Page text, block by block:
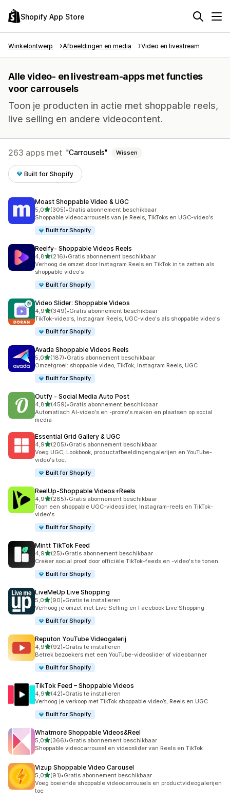
Shopify App Store
Winkelontwerp Afbeeldingen en media Video en livestream
Alle video- en livestream-apps met functies
voor carrousels
Toon je producten in actie met shoppable reels,
live selling en andere videocontent.
263 apps met Carrousels Wissen
Built for Shopify
Moast Shoppable Video & UGC
5,0van 5 sterren
(305)
305 recensies in totaal
•Gratis abonnement beschikbaar
Shoppable videocarrousels van je Reels, TikToks en UGC-video's
Built for Shopify
Reelfy‑ Shoppable Videos Reels
4,8van 5 sterren
(216)
216 recensies in totaal
•Gratis abonnement beschikbaar
Verhoog de omzet door Instagram Reels en TikTok in te zetten als
shoppable video's
Built for Shopify
Video Slider: Shoppable Videos
4,9van 5 sterren
(349)
349 recensies in totaal
•Gratis abonnement beschikbaar
TikTok-video's, Instagram Reels, UGC-video's als shoppable video's
Built for Shopify
Avada Shoppable Videos Reels
5,0van 5 sterren
(187)
187 recensies in totaal
•Gratis abonnement beschikbaar
Omzetgroei: shoppable video, TikTok, Instagram Reels, UGC
Built for Shopify
Outfy ‑ Social Media Auto Post
4,8van 5 sterren
(459)
459 recensies in totaal
•Gratis abonnement beschikbaar
Automatisch AI-video's en -promo's maken en plaatsen op social
media
Essential Grid Gallery & UGC
4,9van 5 sterren
(205)
205 recensies in totaal
•Gratis abonnement beschikbaar
Voeg UGC, Lookbook, productafbeeldingengalerijen en YouTube-
video's toe.
Built for Shopify
ReelUp‑Shoppable Videos+Reels
4,9van 5 sterren
(285)
285 recensies in totaal
•Gratis abonnement beschikbaar
Toon een shoppable UGC-videoslider, Instagram-reels en TikTok-
video's
Built for Shopify
Mintt TikTok Feed
4,9van 5 sterren
(25)
25 recensies in totaal
•Gratis abonnement beschikbaar
Creëer social proof door officiële TikTok-feeds en -video's te tonen.
Built for Shopify
LiveMeUp Live Shopping
5,0van 5 sterren
(90)
90 recensies in totaal
•Gratis te installeren
Verhoog je omzet met Live Selling en Facebook Live Shopping
Built for Shopify
Reputon YouTube Videogalerij
4,9van 5 sterren
(92)
92 recensies in totaal
•Gratis te installeren
Betrek bezoekers met een YouTube-videoslider of videobanner
Built for Shopify
TikTok Feed – Shoppable Videos
4,9van 5 sterren
(42)
42 recensies in totaal
•Gratis te installeren
Verhoog je verkoop met TikTok shoppable video’s, Reels en UGC
Built for Shopify
Whatmore Shoppable Videos&Reel
5,0van 5 sterren
(366)
366 recensies in totaal
•Gratis abonnement beschikbaar
Shoppable videocarrousel en videoslider van Reels en TikTok
Vizup Shoppable Video Carousel
5,0van 5 sterren
(91)
91 recensies in totaal
•Gratis abonnement beschikbaar
Voeg boeiende shoppable videocarrousels en productvideogalerijen
toe